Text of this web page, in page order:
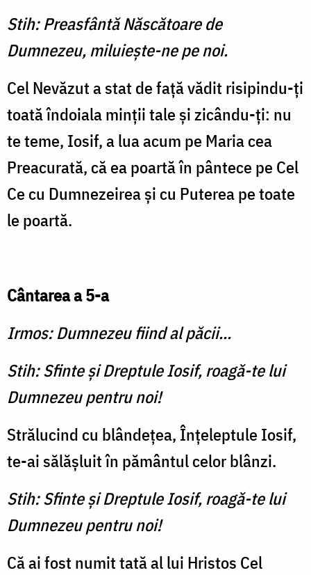
Stih: Preasfântă Născătoare de
Dumnezeu, miluieşte-ne pe noi.
Cel Nevăzut a stat de faţă vă­dit risipindu-ţi
toată îndoiala minţii tale şi zicându-ţi: nu
te teme, Iosif, a lua acum pe Maria cea
Preacurată, că ea poartă în pântece pe Cel
Ce cu Dumnezeirea şi cu Puterea pe toate
le poartă.
Cântarea a 5-a
Irmos: Dumnezeu fiind al păcii...
Stih: Sfinte şi Dreptule Iosif, roagă-te lui
Dumnezeu pentru noi!
Strălucind cu blândeţea, Înţeleptule Iosif,
te-ai să­lăşluit în pământul celor blânzi.
Stih: Sfinte şi Dreptule Iosif, roagă-te lui
Dumnezeu pentru noi!
Că ai fost numit tată al lui Hristos Cel